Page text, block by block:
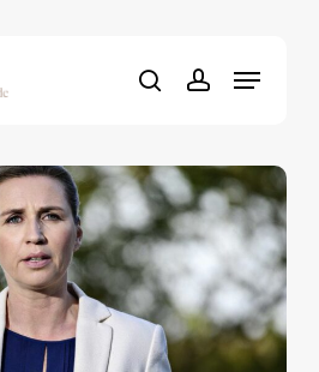
searchaccount
MenuClose